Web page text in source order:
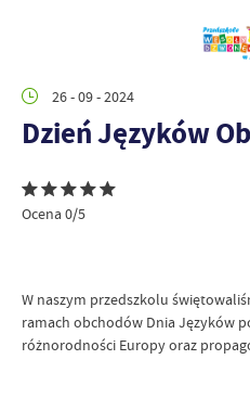
26 - 09 - 2024
Dzień Języków
Ocena 0/5
W naszym przedszkolu
ramach obchodów Dnia Języków
różnorodności Europy oraz